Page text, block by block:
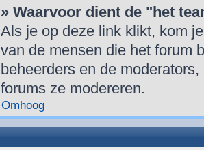
» Waarvoor dient de "het
Als je op deze link klikt, kom
van de mensen die het forum
beheerders en de
forums ze modereren.
Omhoog